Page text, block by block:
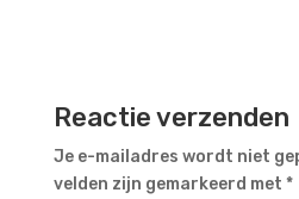
Reactie verzenden
Je e-mailadres wordt niet
velden zijn gemarkeerd met *